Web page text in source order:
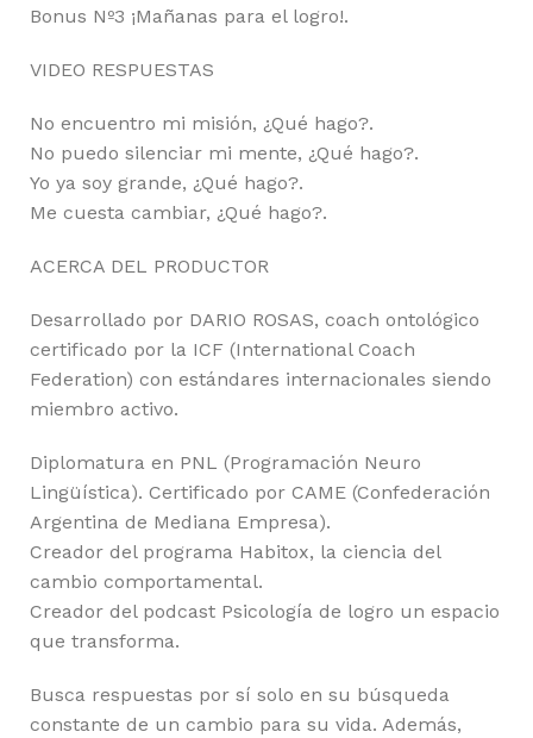
Bonus Nº3 ¡Mañanas para el logro!.
VIDEO RESPUESTAS
No encuentro mi misión, ¿Qué hago?.
No puedo silenciar mi mente, ¿Qué hago?.
Yo ya soy grande, ¿Qué hago?.
Me cuesta cambiar, ¿Qué hago?.
ACERCA DEL PRODUCTOR
Desarrollado por DARIO ROSAS, coach ontológico
certificado por la ICF (International Coach
Federation) con estándares internacionales siendo
miembro activo.
Diplomatura en PNL (Programación Neuro
Lingüística). Certificado por CAME (Confederación
Argentina de Mediana Empresa).
Creador del programa Habitox, la ciencia del
cambio comportamental.
Creador del podcast Psicología de logro un espacio
que transforma.
Busca respuestas por sí solo en su búsqueda
constante de un cambio para su vida. Además,